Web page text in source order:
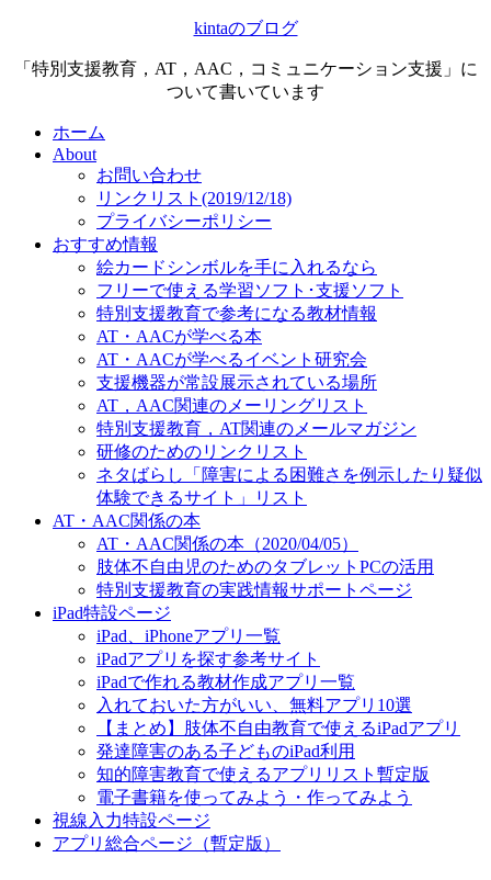
kintaのブログ
「特別支援教育，AT，AAC，コミュニケーション支援」に
ついて書いています
ホーム
About
お問い合わせ
リンクリスト(2019/12/18)
プライバシーポリシー
おすすめ情報
絵カードシンボルを手に入れるなら
フリーで使える学習ソフト･支援ソフト
特別支援教育で参考になる教材情報
AT・AACが学べる本
AT・AACが学べるイベント研究会
支援機器が常設展示されている場所
AT，AAC関連のメーリングリスト
特別支援教育，AT関連のメールマガジン
研修のためのリンクリスト
ネタばらし「障害による困難さを例示したり疑似
体験できるサイト」リスト
AT・AAC関係の本
AT・AAC関係の本（2020/04/05）
肢体不自由児のためのタブレットPCの活用
特別支援教育の実践情報サポートページ
iPad特設ページ
iPad、iPhoneアプリ一覧
iPadアプリを探す参考サイト
iPadで作れる教材作成アプリ一覧
入れておいた方がいい、無料アプリ10選
【まとめ】肢体不自由教育で使えるiPadアプリ
発達障害のある子どものiPad利用
知的障害教育で使えるアプリリスト暫定版
電子書籍を使ってみよう・作ってみよう
視線入力特設ページ
アプリ総合ページ（暫定版）